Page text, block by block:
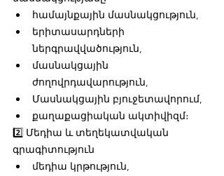
համայնքային մասնակցություն,
երիտասարդների
ներգրավվածություն,
մասնակցային
ժողովրդավարություն,
Մասնակցային բյուջետավորում,
քաղաքացիական ակտիվիզմ։
2️⃣ Մեդիա և տեղեկատվական
գրագիտություն
մեդիա կրթություն,